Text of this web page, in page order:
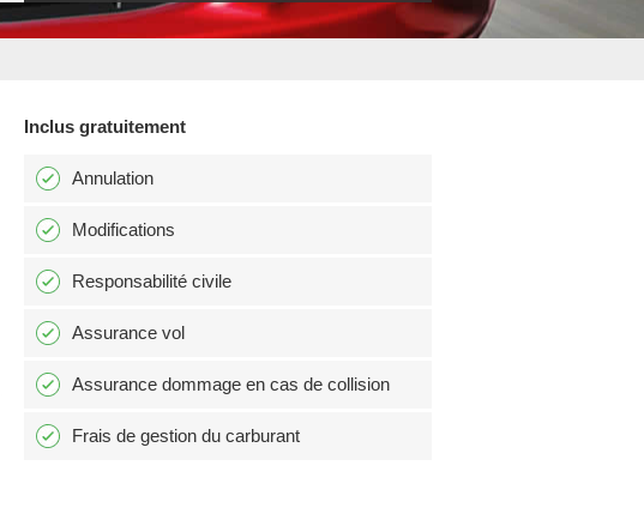
Inclus gratuitement
Annulation
Modifications
Responsabilité civile
Assurance vol
Assurance dommage en cas de collision
Frais de gestion du carburant